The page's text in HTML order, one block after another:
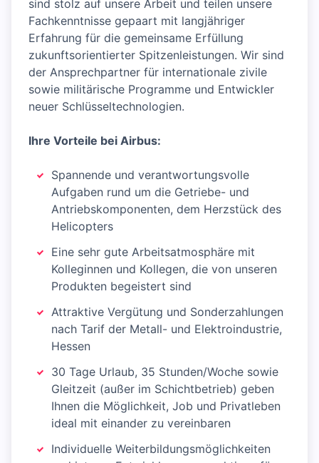
sind stolz auf unsere Arbeit und teilen unsere
Fachkenntnisse gepaart mit langjähriger
Erfahrung für die gemeinsame Erfüllung
zukunftsorientierter Spitzenleistungen. Wir sind
der Ansprechpartner für internationale zivile
sowie militärische Programme und Entwickler
neuer Schlüsseltechnologien.
Ihre Vorteile bei Airbus:
Spannende und verantwortungsvolle
Aufgaben rund um die Getriebe- und
Antriebskomponenten, dem Herzstück des
Helicopters
Eine sehr gute Arbeitsatmosphäre mit
Kolleginnen und Kollegen, die von unseren
Produkten begeistert sind
Attraktive Vergütung und Sonderzahlungen
nach Tarif der Metall- und Elektroindustrie,
Hessen
30 Tage Urlaub, 35 Stunden/Woche sowie
Gleitzeit (außer im Schichtbetrieb) geben
Ihnen die Möglichkeit, Job und Privatleben
ideal mit einander zu vereinbaren
Individuelle Weiterbildungsmöglichkeiten